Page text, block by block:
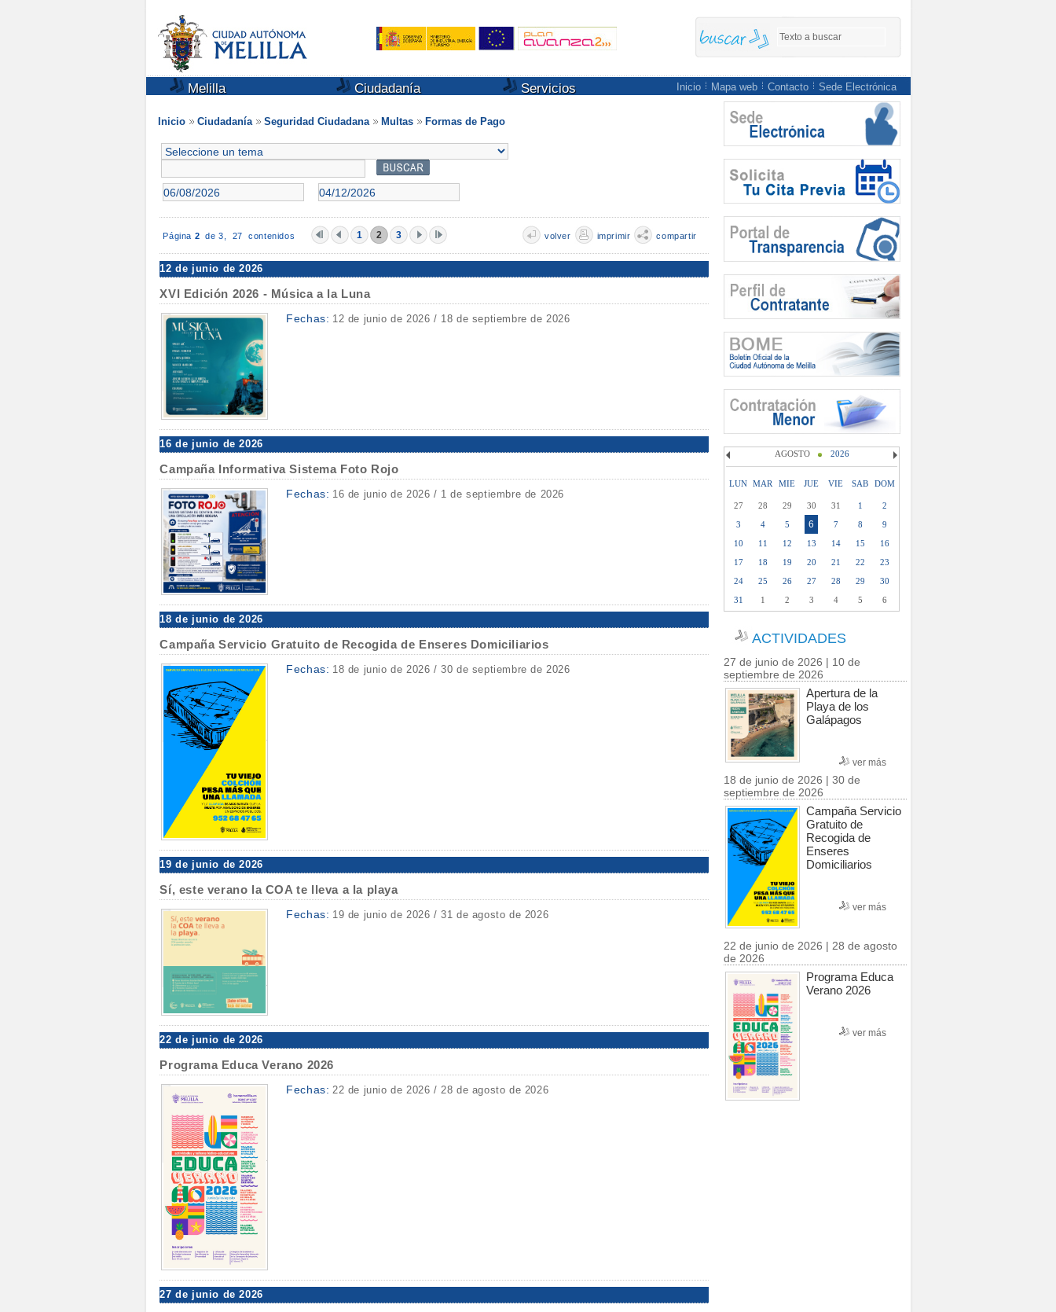
Melilla Ciudadanía Servicios Inicio Mapa web Contacto Sede Electrónica
Inicio Ciudadanía Seguridad Ciudadana Multas Formas de Pago
Página 2 de 3, 27 contenidos 1 2 3 volver imprimir compartir
12 de junio de 2026
XVI Edición 2026 - Música a la Luna
Fechas: 12 de junio de 2026 / 18 de septiembre de 2026
16 de junio de 2026
Campaña Informativa Sistema Foto Rojo
Fechas: 16 de junio de 2026 / 1 de septiembre de 2026
18 de junio de 2026
Campaña Servicio Gratuito de Recogida de Enseres Domiciliarios
Fechas: 18 de junio de 2026 / 30 de septiembre de 2026
19 de junio de 2026
Sí, este verano la COA te lleva a la playa
Fechas: 19 de junio de 2026 / 31 de agosto de 2026
22 de junio de 2026
Programa Educa Verano 2026
Fechas: 22 de junio de 2026 / 28 de agosto de 2026
27 de junio de 2026
AGOSTO 2026
LUN MAR MIE JUE VIE SAB DOM
27 28 29 30 31 1
2
3
4 5 6 7 8
9
10
11 12 13 14 15
16
17
18 19 20 21 22
23
24
25 26 27 28 29
30
31
1 2 3 4 5 6
ACTIVIDADES
27 de junio de 2026 | 10 de
septiembre de 2026
Apertura de la
Playa de los
Galápagos
ver más
18 de junio de 2026 | 30 de
septiembre de 2026
Campaña Servicio
Gratuito de
Recogida de
Enseres
Domiciliarios
ver más
22 de junio de 2026 | 28 de agosto
de 2026
Programa Educa
Verano 2026
ver más